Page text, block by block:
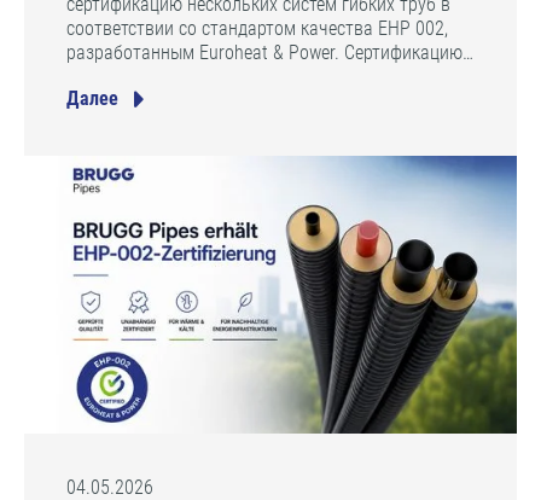
сертификацию нескольких систем гибких труб в
соответствии со стандартом качества EHP 002,
разработанным Euroheat & Power. Сертификацию…
Далее
04.05.2026